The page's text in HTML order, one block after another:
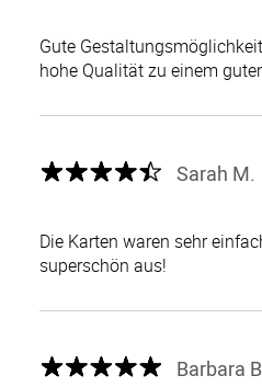
Gute
hohe Qualität zu einem
Sarah M.
Die Karten waren sehr
superschön aus!
Barbara